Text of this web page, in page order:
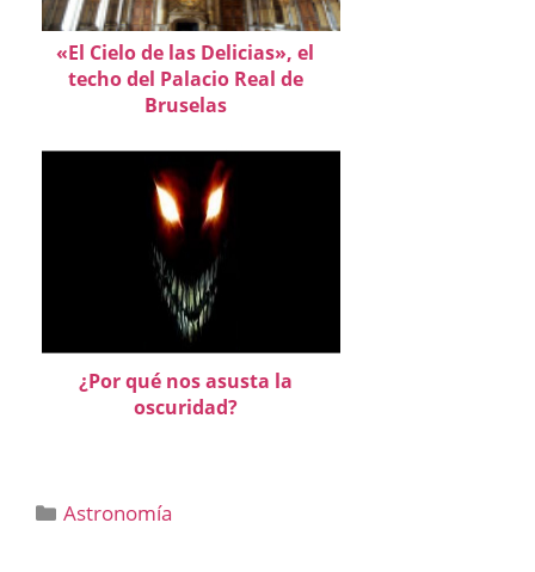
«El Cielo de las Delicias», el
techo del Palacio Real de
Bruselas
¿Por qué nos asusta la
oscuridad?
Categorías
Astronomía